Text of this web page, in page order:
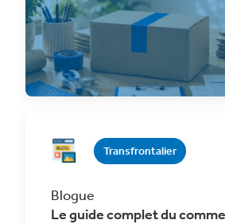
Veillez à déclarer des valeurs
envois internationaux dans le
commerce
Transfrontalier
Blogue
Le guide complet du